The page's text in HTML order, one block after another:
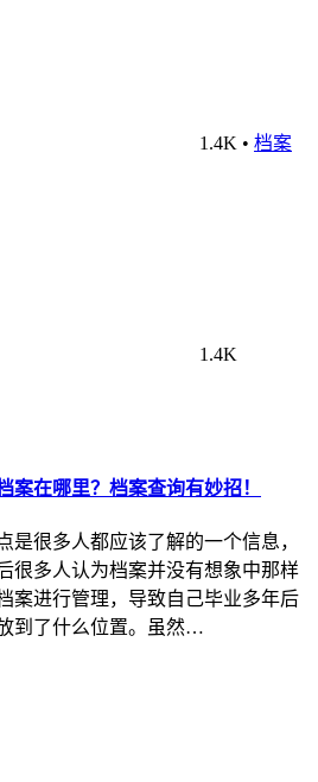
1.4K • 档案
1.4K
案在哪里？档案查询有妙招！
是很多人都应该了解的一个信息，
很多人认为档案并没有想象中那样
案进行管理，导致自己毕业多年后
到了什么位置。虽然…